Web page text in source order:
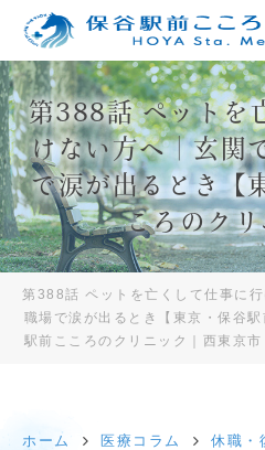
第388話 ペットを
けない方へ｜玄関
で涙が出るとき【
ころのクリ
第388話 ペットを亡くして仕事に
職場で涙が出るとき【東京・保谷
駅前こころのクリニック｜西東京
ホーム 医療コラム 休職・